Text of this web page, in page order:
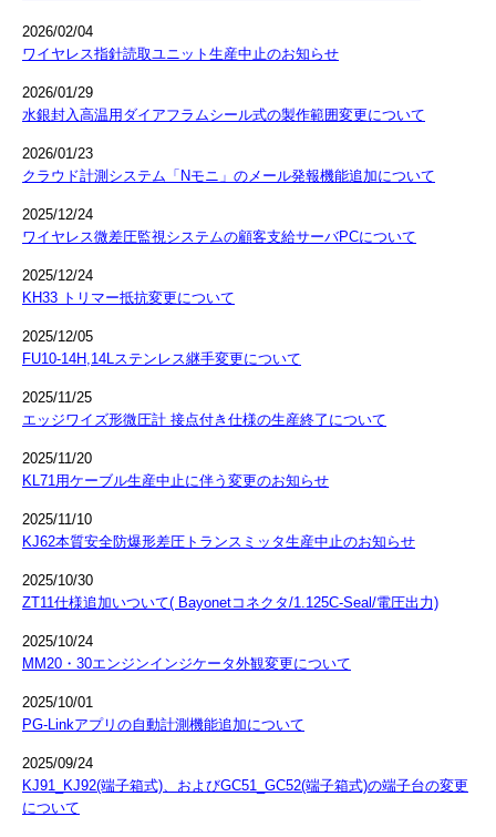
2026/02/04
ワイヤレス指針読取ユニット生産中止のお知らせ
2026/01/29
水銀封入高温用ダイアフラムシール式の製作範囲変更について
2026/01/23
クラウド計測システム「Nモニ」のメール発報機能追加について
2025/12/24
ワイヤレス微差圧監視システムの顧客支給サーバPCについて
2025/12/24
KH33 トリマー抵抗変更について
2025/12/05
FU10-14H,14Lステンレス継手変更について
2025/11/25
エッジワイズ形微圧計 接点付き仕様の生産終了について
2025/11/20
KL71用ケーブル生産中止に伴う変更のお知らせ
2025/11/10
KJ62本質安全防爆形差圧トランスミッタ生産中止のお知らせ
2025/10/30
ZT11仕様追加いついて( Bayonetコネクタ/1.125C-Seal/電圧出力)
2025/10/24
MM20・30エンジンインジケータ外観変更について
2025/10/01
PG-Linkアプリの自動計測機能追加について
2025/09/24
KJ91_KJ92(端子箱式)、およびGC51_GC52(端子箱式)の端子台の変更
について